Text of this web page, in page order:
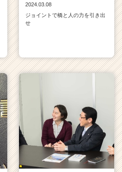
2024.03.08
ジョイントで橋と人の力を引き出
せ